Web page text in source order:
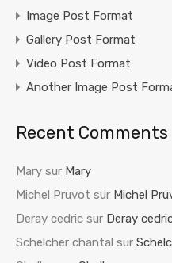
Image Post Format
Gallery Post Format
Video Post Format
Another Image Post
Recent Comments
Mary sur Mary
Michel Pruvot sur Michel
Deray cedric sur Deray
Schelcher chantal sur